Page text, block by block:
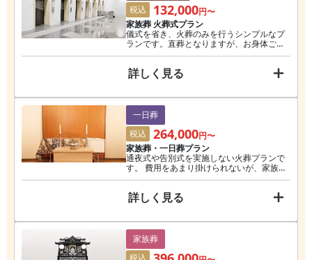
税込
132,000円〜
家族葬 火葬式プラン
儀式を省き、火葬のみを行うシンプルなプ
ランです。直葬となりますが、お身体ご安
置後のご面会が可能となり ます。また、ご
内で可能となり、費用を抑え、且つお別れ
の面会が可能となる家族葬プランとなりま
詳しく見る
一日葬
税込
264,000円〜
家族葬・一日葬プラン
通夜式や告別式を実施しない火葬プランで
す。 費用をあまり掛けられないが、家族で
しっかりお見送りをされたい方にオススメ
施」の心配はありません。 ご出棺当日は、
ホールにお集まりいただき、お別れ時間を
詳しく見る
家族葬
税込